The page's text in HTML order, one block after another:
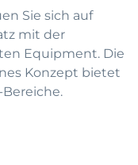
Sie sich auf
mit der
Equipment. Die
Konzept bietet